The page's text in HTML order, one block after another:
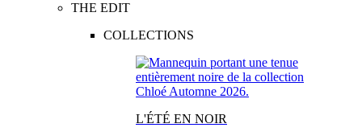
THE EDIT
COLLECTIONS
L'ÉTÉ EN NOIR